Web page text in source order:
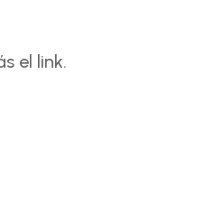
el link.